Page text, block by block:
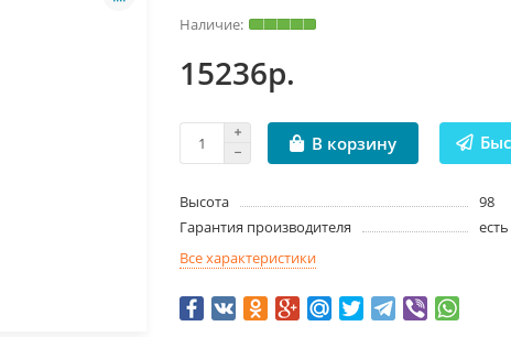
15236р.
В корзину
Высота
98
Гарантия производителя
есть
Все характеристики